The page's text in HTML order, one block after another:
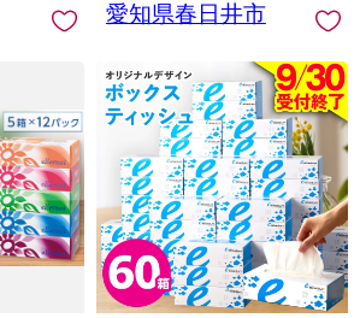
nepia 愛知県 春日井市
愛知県春日井市